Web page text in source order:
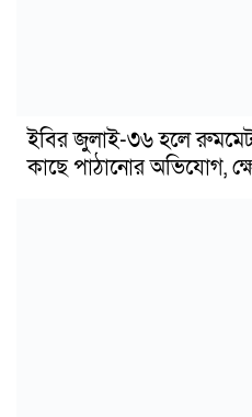
ইবির জুলাই-৩৬ হলে
কাছে পাঠানোর অভিযোগ,